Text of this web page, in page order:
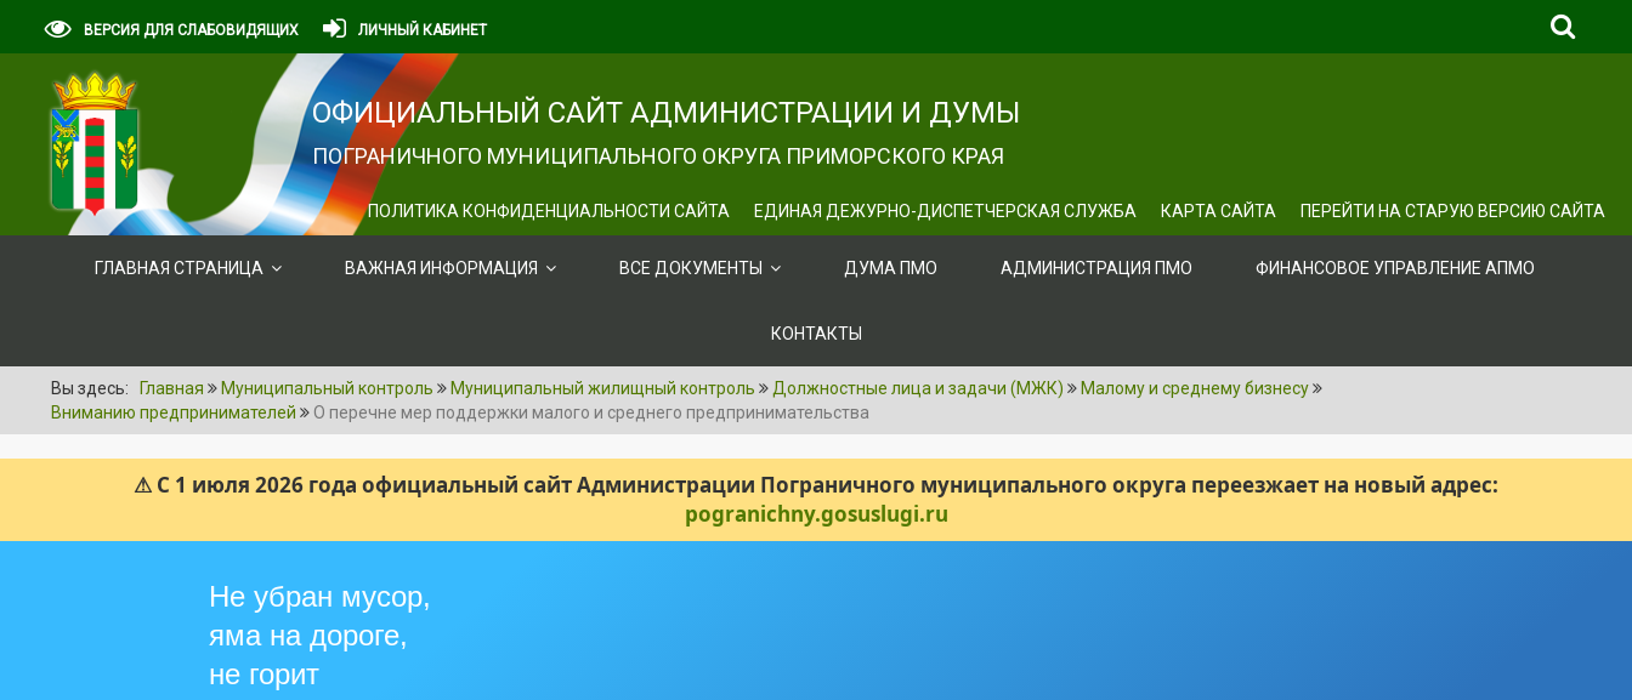
ВЕРСИЯ ДЛЯ СЛАБОВИДЯЩИХ ЛИЧНЫЙ КАБИНЕТ
ОФИЦИАЛЬНЫЙ САЙТ АДМИНИСТРАЦИИ И ДУМЫ
ПОГРАНИЧНОГО МУНИЦИПАЛЬНОГО ОКРУГА ПРИМОРСКОГО КРАЯ
ПОЛИТИКА КОНФИДЕНЦИАЛЬНОСТИ САЙТА ЕДИНАЯ ДЕЖУРНО-ДИСПЕТЧЕРСКАЯ СЛУЖБА КАРТА САЙТА ПЕРЕЙТИ НА СТАРУЮ ВЕРСИЮ САЙТА
ГЛАВНАЯ СТРАНИЦА ВАЖНАЯ ИНФОРМАЦИЯ ВСЕ ДОКУМЕНТЫ ДУМА ПМО АДМИНИСТРАЦИЯ ПМО ФИНАНСОВОЕ УПРАВЛЕНИЕ АПМО
КОНТАКТЫ
Вы здесь: Главная Муниципальный контроль Муниципальный жилищный контроль Должностные лица и задачи (МЖК)
Малому и среднему бизнесу
Вниманию предпринимателей
О перечне мер поддержки малого и среднего предпринимательства
⚠ С 1 июля 2026 года официальный сайт Администрации Пограничного муниципального округа переезжает на новый адрес:
pogranichny.gosuslugi.ru
Не убран мусор,
яма на дороге,
не горит